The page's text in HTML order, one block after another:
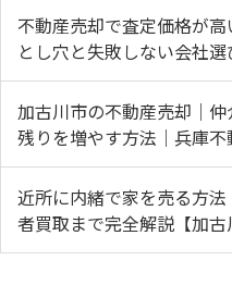
不動産売却で査定価格が
とし穴と失敗しない会社
加古川市の不動産売却｜
残りを増やす方法｜兵庫
近所に内緒で家を売る方
者買取まで完全解説【加古